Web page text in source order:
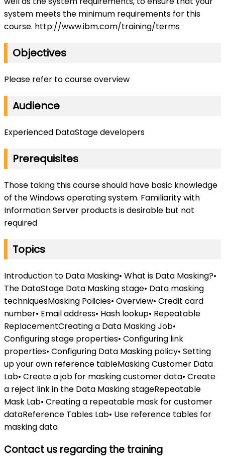
system meets the minimum requirements for this
course. http://www.ibm.com/training/terms
Objectives
Please refer to course overview
Audience
Experienced DataStage developers
Prerequisites
Those taking this course should have basic knowledge
of the Windows operating system. Familiarity with
Information Server products is desirable but not
required
Topics
Introduction to Data Masking• What is Data Masking?•
The DataStage Data Masking stage• Data masking
techniquesMasking Policies• Overview• Credit card
number• Email address• Hash lookup• Repeatable
ReplacementCreating a Data Masking Job•
Configuring stage properties• Configuring link
properties• Configuring Data Masking policy• Setting
up your own reference tableMasking Customer Data
Lab• Create a job for masking customer data• Create
a reject link in the Data Masking stageRepeatable
Mask Lab• Creating a repeatable mask for customer
dataReference Tables Lab• Use reference tables for
masking data
Contact us regarding the training